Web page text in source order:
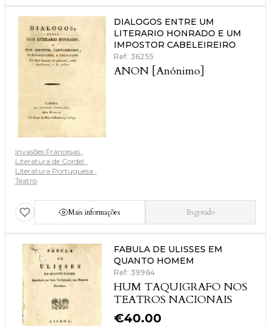
DIALOGOS ENTRE UM
LITERARIO HONRADO E UM
IMPOSTOR CABELEIREIRO
Ref: 36255
ANON [Anónimo]
Invasões Francesas
Literatura de Cordel
Literatura Portuguesa
Teatro
Mais informações Esgotado
FABULA DE ULISSES EM
QUANTO HOMEM
Ref: 39964
HUM TAQUIGRAFO NOS
TEATROS NACIONAIS
€40.00